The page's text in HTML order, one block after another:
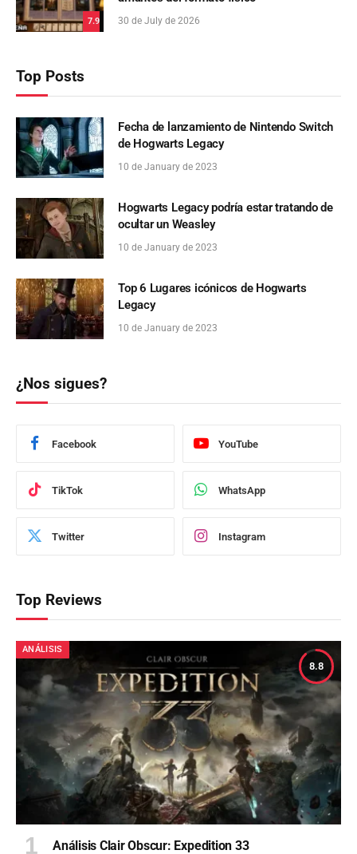
7.9 30 de July de 2026
Top Posts
Fecha de lanzamiento de Nintendo Switch
de Hogwarts Legacy
10 de January de 2023
Hogwarts Legacy podría estar tratando de
ocultar un Weasley
10 de January de 2023
Top 6 Lugares icónicos de Hogwarts
Legacy
10 de January de 2023
¿Nos sigues?
Facebook YouTube
TikTok WhatsApp
Twitter Instagram
Top Reviews
8.8
ANÁLISIS
Análisis Clair Obscur: Expedition 33